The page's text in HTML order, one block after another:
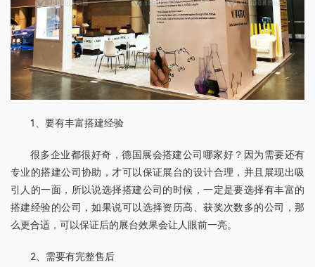
1、要有丰富搭建经验
很多企业都很好奇，德国展会搭建公司哪家好？因为需要还有
专业的搭建公司协助，才可以保证展台的设计合理，并且展现出吸
引人的一面，所以说选择搭建公司的时候，一定是要选择有丰富的
搭建经验的公司，如果说可以选择资历高、获奖次数多的公司，那
么更合适，可以保证后的展台效果会让人眼前一亮。
2、需要有完整售后